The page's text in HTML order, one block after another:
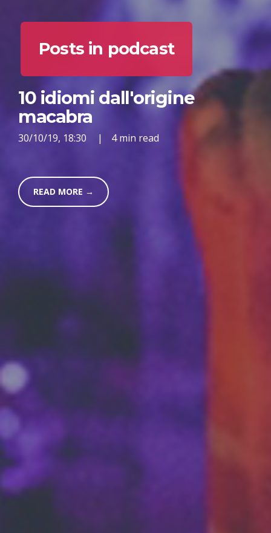
Posts in podcast
10 idiomi dall'origine
macabra
30/10/19, 18:30 | 4 min read
READ MORE →